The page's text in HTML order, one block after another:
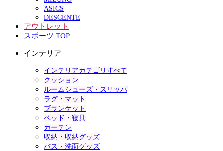
ASICS
DESCENTE
アウトレット
スポーツ TOP
インテリア
インテリアカテゴリすべて
クッション
ルームシューズ・スリッパ
ラグ・マット
ブランケット
ベッド・寝具
カーテン
収納・収納グッズ
バス・洗面グッズ